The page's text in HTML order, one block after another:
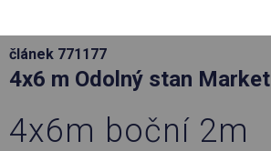
článek 771177
4x6 m Odolný stan Market
4x6m boční 2m